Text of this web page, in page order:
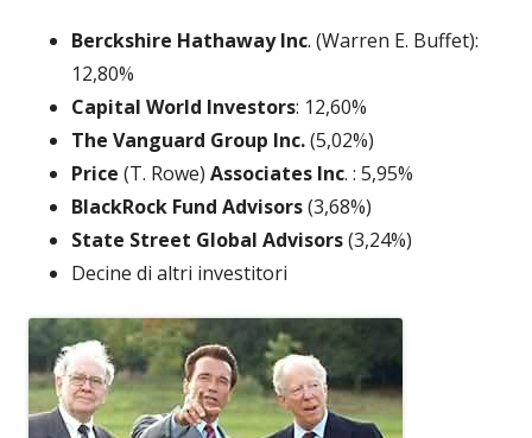
Berckshire Hathaway Inc. (Warren E. Buffet):
12,80%
Capital World Investors: 12,60%
The Vanguard Group Inc.(5,02%)
Price (T. Rowe) Associates Inc. : 5,95%
BlackRock Fund Advisors(3,68%)
State Street Global Advisors(3,24%)
Decine di altri investitori